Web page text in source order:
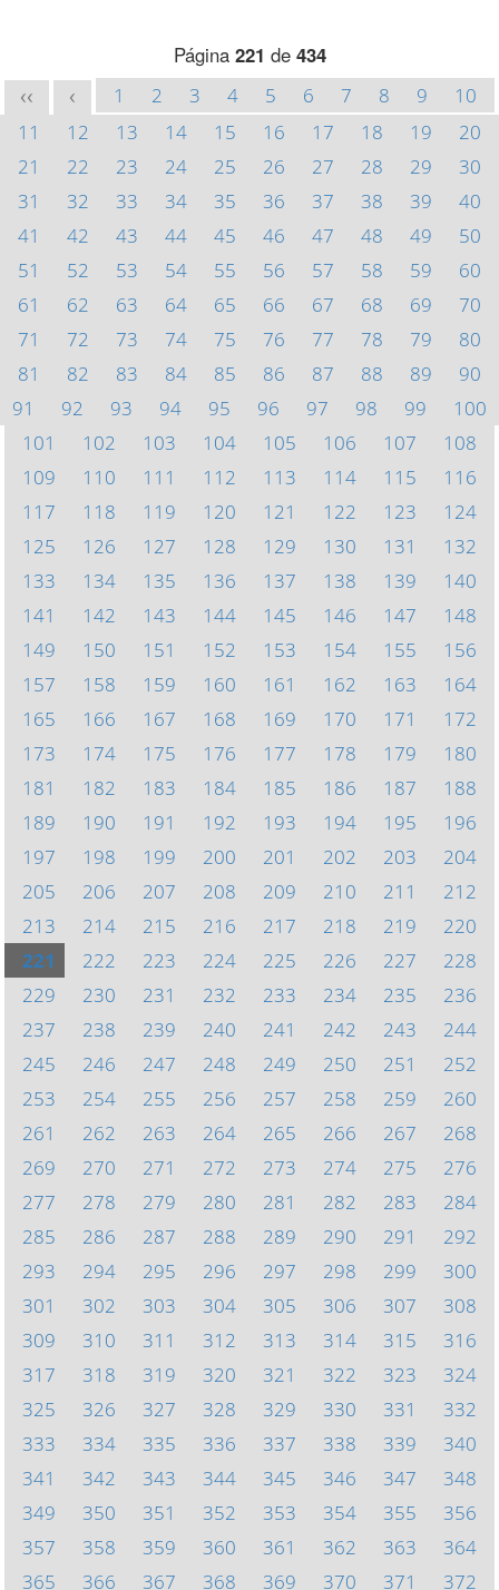
Página 221 de 434
<< < 1 2 3 4 5 6 7 8 9
10
11
12 13 14 15 16 17 18 19
20
21
22 23 24 25 26 27 28 29
30
31
32 33 34 35 36 37 38 39
40
41
42 43 44 45 46 47 48 49
50
51
52 53 54 55 56 57 58 59
60
61
62 63 64 65 66 67 68 69
70
71
72 73 74 75 76 77 78 79
80
81
82 83 84 85 86 87 88 89
90
91
92 93 94 95 96 97 98 99
100
101
102 103 104 105 106 107
108
109
110 111 112 113 114 115
116
117
118 119 120 121 122 123
124
125
126 127 128 129 130 131
132
133
134 135 136 137 138 139
140
141
142 143 144 145 146 147
148
149
150 151 152 153 154 155
156
157
158 159 160 161 162 163
164
165
166 167 168 169 170 171
172
173
174 175 176 177 178 179
180
181
182 183 184 185 186 187
188
189
190 191 192 193 194 195
196
197
198 199 200 201 202 203
204
205
206 207 208 209 210 211
212
213
214 215 216 217 218 219
220
221
222 223 224 225 226 227
228
229
230 231 232 233 234 235
236
237
238 239 240 241 242 243
244
245
246 247 248 249 250 251
252
253
254 255 256 257 258 259
260
261
262 263 264 265 266 267
268
269
270 271 272 273 274 275
276
277
278 279 280 281 282 283
284
285
286 287 288 289 290 291
292
293
294 295 296 297 298 299
300
301
302 303 304 305 306 307
308
309
310 311 312 313 314 315
316
317
318 319 320 321 322 323
324
325
326 327 328 329 330 331
332
333
334 335 336 337 338 339
340
341
342 343 344 345 346 347
348
349
350 351 352 353 354 355
356
357
358 359 360 361 362 363
364
365
366 367 368 369 370 371 372